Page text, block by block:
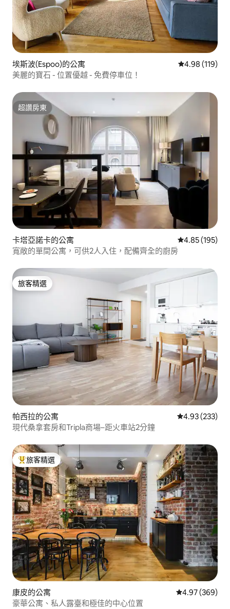
埃斯波(Espoo)的公寓 從 119 則評價
4.98 (119)
美麗的寶石 - 位置優越 - 免費停車位！
超讚房東
超讚房東
卡塔亞諾卡的公寓 從 195 則評價
4.85 (195)
寬敞的單間公寓，可供2人入住，配備齊全的廚房
旅客精選
旅客精選
帕西拉的公寓 從 233 則評價
4.93 (233)
現代桑拿套房和Tripla商場–距火車站2分鐘
旅客精選榜首
旅客精選
康皮的公寓 從 369 則評價
4.97 (369)
豪華公寓、私人露臺和極佳的中心位置